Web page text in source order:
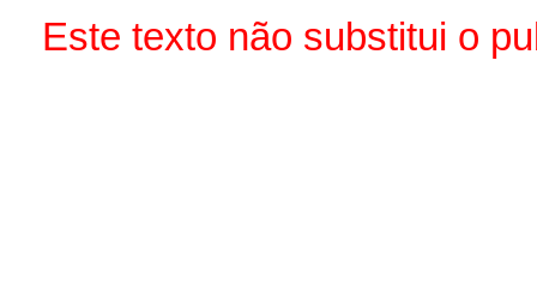
Este texto não substitui o